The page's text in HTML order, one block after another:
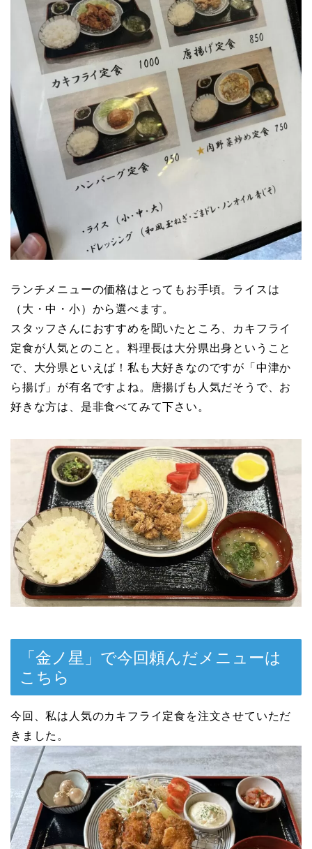
ランチメニューの価格はとってもお手頃。ライスは
（大・中・小）から選べます。
スタッフさんにおすすめを聞いたところ、カキフライ
定食が人気とのこと。料理長は大分県出身ということ
で、大分県といえば！私も大好きなのですが「中津か
ら揚げ」が有名ですよね。唐揚げも人気だそうで、お
好きな方は、是非食べてみて下さい。
「金ノ星」で今回頼んだメニューは
こちら
今回、私は人気のカキフライ定食を注文させていただ
きました。